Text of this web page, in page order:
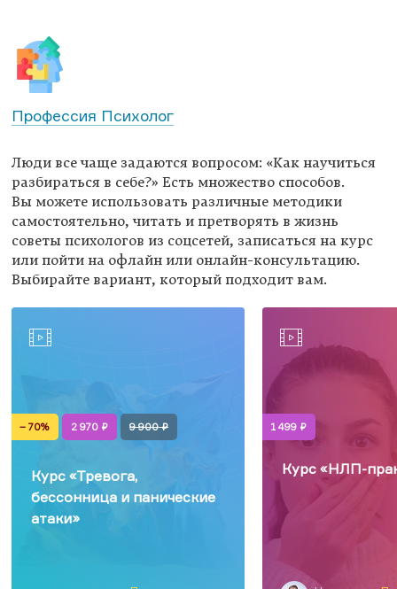
Профессия Психолог
Люди все чаще задаются вопросом: «Как научиться
разбираться в себе?» Есть множество способов.
Вы можете использовать различные методики
самостоятельно, читать и претворять в жизнь
советы психологов из соцсетей, записаться на курс
или пойти на офлайн или онлайн-консультацию.
Выбирайте вариант, который подходит вам.
– 70% 2 970 ₽ 9 900 ₽
Курс «Тревога,
бессонница и панические
атаки»
1 499 ₽
Курс «НЛП-